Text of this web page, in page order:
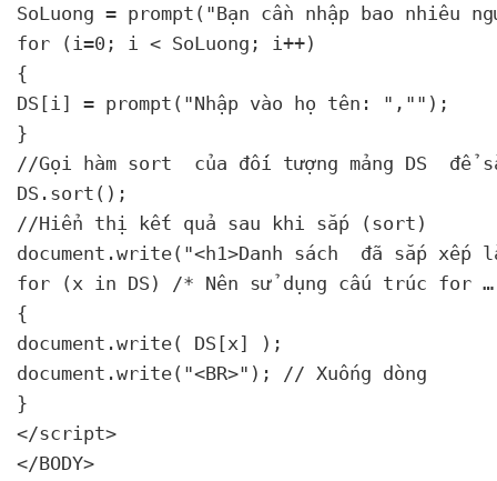
SoLuong = prompt("Bạn cần nhập bao nhiêu
for (i=0; i < SoLuong; i++)
{
DS[i] = prompt("Nhập vào họ tên: ","");
}
//Gọi hàm sort
của đối tượng mảng DS
để
DS.sort();
//Hiển thị kết quả sau khi sắp (sort)
document.write("<h1>Danh sách
đã sắp xếp
for (x in DS) /* Nên sử dụng cấu trúc for
{
document.write( DS[x] );
document.write("<BR>"); // Xuống dòng
}
</script>
</BODY>